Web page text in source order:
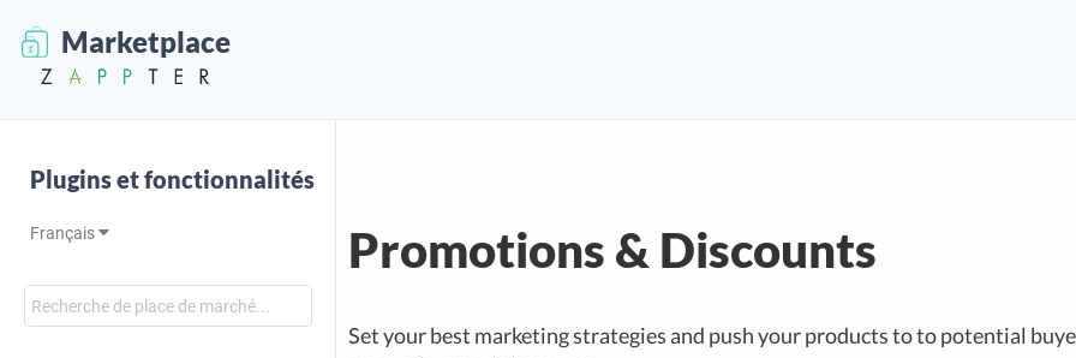
Marketplace
Plugins et fonctionnalités
Français Promotions & Discounts
Set your best marketing strategies and push your products to to potential